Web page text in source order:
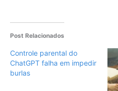
Post Relacionados
Controle parental do
ChatGPT falha em impedir
burlas